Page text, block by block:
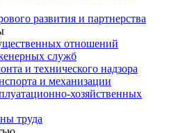
развития и партнерства
отношений
служб
и технического надзора
и механизации
хозяйственных
труда